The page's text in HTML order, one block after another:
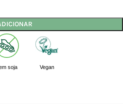
soja Vegan